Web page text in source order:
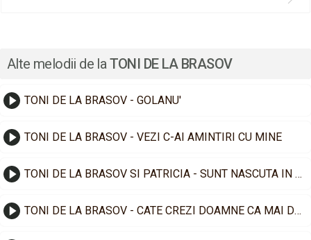
Alte melodii de laTONI DE LA BRASOV
TONI DE LA BRASOV - GOLANU'
TONI DE LA BRASOV - VEZI C-AI AMINTIRI CU MINE
TONI DE LA BRASOV SI PATRICIA - SUNT NASCUTA IN LUNA MAI
TONI DE LA BRASOV - CATE CREZI DOAMNE CA MAI DUC